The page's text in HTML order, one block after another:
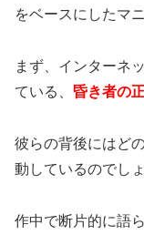
をベースにしたマ
まず、インターネ
ている、 昏き者の
彼らの背後にはど
動しているのでし
作中で断片的に語